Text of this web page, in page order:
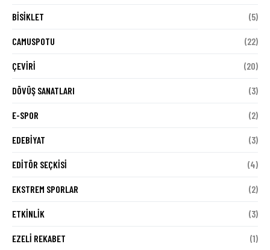
BISIKLET (5)
CAMUSPOTU (22)
ÇEVIRI (20)
DÖVÜŞ SANATLARI (3)
E-SPOR (2)
EDEBIYAT (3)
EDITÖR SEÇKISI (4)
EKSTREM SPORLAR (2)
ETKINLIK (3)
EZELI REKABET (1)